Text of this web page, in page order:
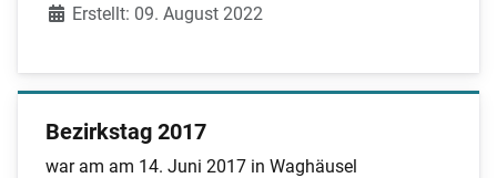
DetailsErstellt: 09. August 2022
Bezirkstag 2017
war am am 14. Juni 2017 in Waghäusel